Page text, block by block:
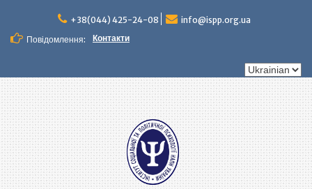
вмісту
+38(044) 425-24-08
info@ispp.org.ua
Повідомлення:
Контакти
Вибрати